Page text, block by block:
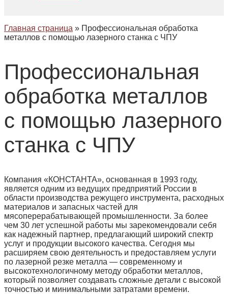
Главная страница » Профессиональная обработка
металлов с помощью лазерного станка с ЧПУ
Профессиональная
обработка металлов
с помощью лазерного
станка с ЧПУ
Компания «КОНСТАНТА», основанная в 1993 году,
является одним из ведущих предприятий России в
области производства режущего инструмента, расходных
материалов и запасных частей для
мясоперерабатывающей промышленности. За более
чем 30 лет успешной работы мы зарекомендовали себя
как надежный партнер, предлагающий широкий спектр
услуг и продукции высокого качества. Сегодня мы
расширяем свою деятельность и предоставляем услуги
по лазерной резке металла — современному и
высокотехнологичному методу обработки металлов,
который позволяет создавать сложные детали с высокой
точностью и минимальными затратами времени.